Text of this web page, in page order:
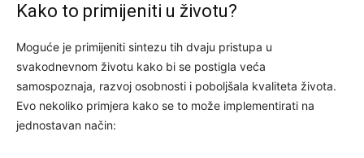
Kako to primijeniti u životu?
Moguće je primijeniti sintezu tih dvaju pristupa u
svakodnevnom životu kako bi se postigla veća
samospoznaja, razvoj osobnosti i poboljšala kvaliteta života.
Evo nekoliko primjera kako se to može implementirati na
jednostavan način: